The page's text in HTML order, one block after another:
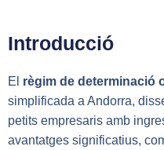
Introducció
El règim de determinació
simplificada a Andorra,
petits empresaris amb
avantatges significatius,